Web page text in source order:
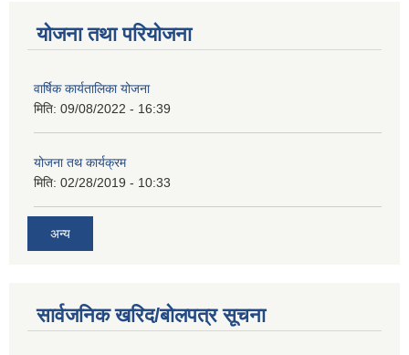
योजना तथा परियोजना
वार्षिक कार्यतालिका योजना
मिति: 09/08/2022 - 16:39
योजना तथ कार्यक्रम
मिति: 02/28/2019 - 10:33
अन्य
सार्वजनिक खरिद/बोलपत्र सूचना